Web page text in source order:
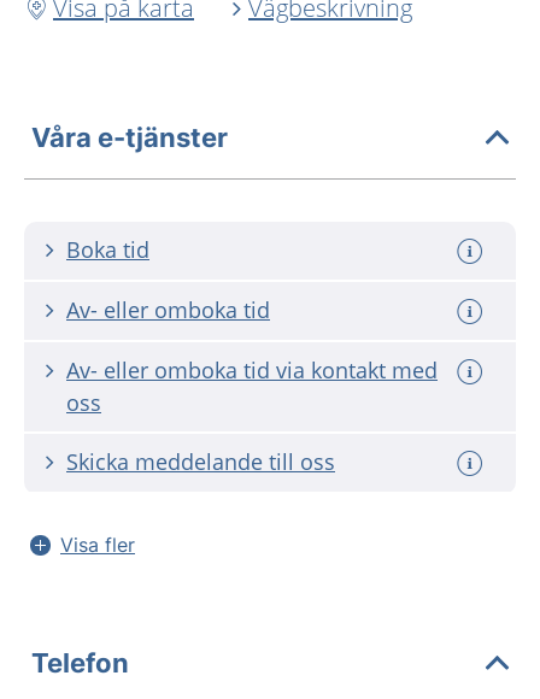
Visa på karta
Vägbeskrivning
Våra e-tjänster
Boka tid
Av- eller omboka tid
Av- eller omboka tid via kontakt med
oss
Skicka meddelande till oss
Visa fler
Telefon